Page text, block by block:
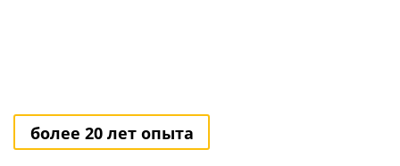
более 20 лет опыта